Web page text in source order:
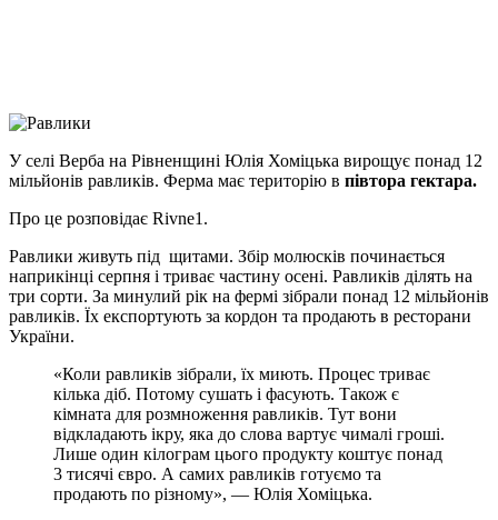
Link
Print
У селі Верба на Рівненщині Юлія Хоміцька вирощує понад 12
мільйонів равликів. Ферма має територію в півтора гектара.
Про це розповідає Rivne1.
Равлики живуть під щитами. Збір молюсків починається
наприкінці серпня і триває частину осені. Равликів ділять на
три сорти. За минулий рік на фермі зібрали понад 12 мільйонів
равликів. Їх експортують за кордон та продають в ресторани
України.
«Коли равликів зібрали, їх миють. Процес триває
кілька діб. Потому сушать і фасують. Також є
кімната для розмноження равликів. Тут вони
відкладають ікру, яка до слова вартує чималі гроші.
Лише один кілограм цього продукту коштує понад
3 тисячі євро. А самих равликів готуємо та
продають по різному», — Юлія Хоміцька.